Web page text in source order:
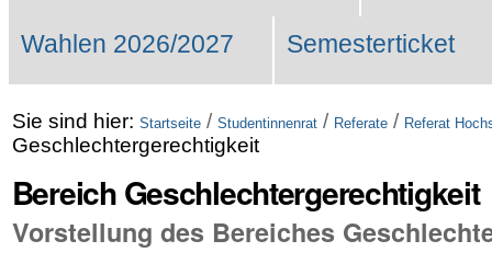
Wahlen 2026/2027 Semesterticket
Sie sind hier: Startseite / Studentinnenrat / Referate / Referat
Geschlechtergerechtigkeit
Bereich Geschlechtergerechtigkeit
Vorstellung des Bereiches